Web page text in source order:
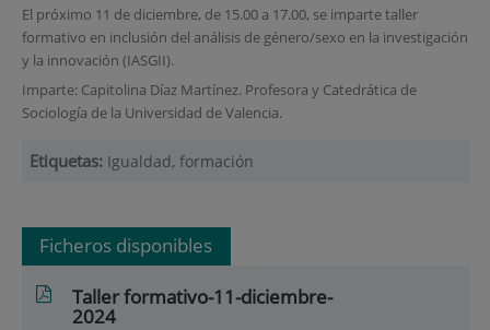
El próximo 11 de diciembre, de 15.00 a 17.00, se imparte taller
formativo en inclusión del análisis de género/sexo en la investigación
y la innovación (IASGII).
Imparte: Capitolina Díaz Martínez. Profesora y Catedrática de
Sociología de la Universidad de Valencia.
Etiquetas: Igualdad, formación
Ficheros disponibles
Taller formativo-11-diciembre-
2024